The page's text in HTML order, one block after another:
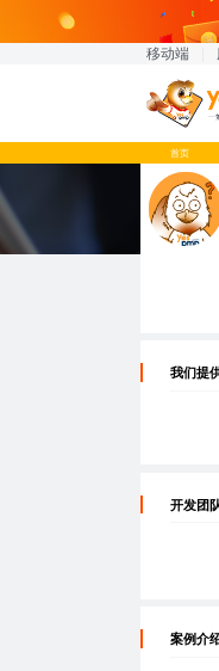
移动端
首页
我们提
开发团
案例介